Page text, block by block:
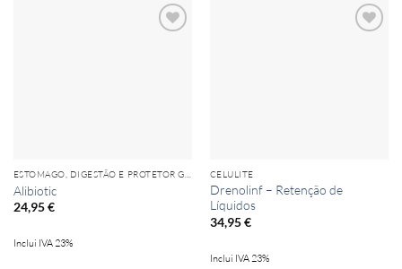
ESTOMAGO, DIGESTÃO E PROTETOR GÁSTRICO
Alibiotic
24,95€
Inclui IVA 23%
CELULITE
Drenolinf – Retenção de
Líquidos
34,95€
Inclui IVA 23%